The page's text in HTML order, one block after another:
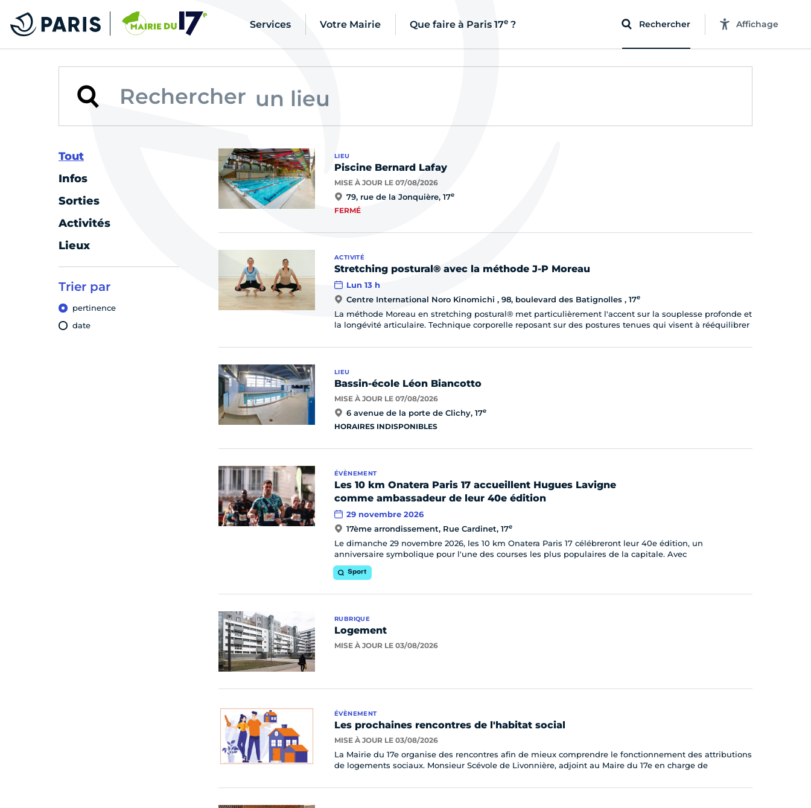
Services Votre Mairie Que faire à Paris 17e ? Rechercher Affichage
une actualité
une activité
un lieu
un évènement
une sortie
un service
une démarche
une information
Tout
Infos
Sorties
Activités
Lieux
Trier par
pertinence
date
LIEU
Piscine Bernard Lafay
MISE À JOUR LE 07/08/2026
79, rue de la Jonquière, 17e
FERMÉ
ACTIVITÉ
Stretching postural® avec la méthode J-P Moreau
Lun 13 h
Centre International Noro Kinomichi , 98, boulevard des Batignolles , 17e
La méthode Moreau en stretching postural® met particulièrement l'accent sur la souplesse profonde et
la longévité articulaire. Technique corporelle reposant sur des postures tenues qui visent à rééquilibrer
LIEU
Bassin-école Léon Biancotto
MISE À JOUR LE 07/08/2026
6 avenue de la porte de Clichy, 17e
HORAIRES INDISPONIBLES
ÉVÈNEMENT
Les 10 km Onatera Paris 17 accueillent Hugues Lavigne
comme ambassadeur de leur 40e édition
29 novembre 2026
17ème arrondissement, Rue Cardinet, 17e
Le dimanche 29 novembre 2026, les 10 km Onatera Paris 17 célébreront leur 40e édition, un
anniversaire symbolique pour l'une des courses les plus populaires de la capitale. Avec
Sport
RUBRIQUE
Logement
MISE À JOUR LE 03/08/2026
ÉVÈNEMENT
Les prochaines rencontres de l'habitat social
MISE À JOUR LE 03/08/2026
La Mairie du 17e organise des rencontres afin de mieux comprendre le fonctionnement des attributions
de logements sociaux. Monsieur Scévole de Livonnière, adjoint au Maire du 17e en charge de